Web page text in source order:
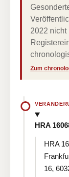
2022 nicht
Zum
HRA
HRA
16,